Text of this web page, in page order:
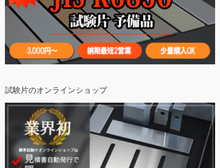
試験片のオンラインショップ